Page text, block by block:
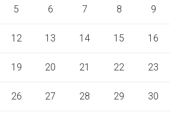
5 6 7 8 9
12 13 14 15 16
19 20 21 22 23
26 27 28 29 30